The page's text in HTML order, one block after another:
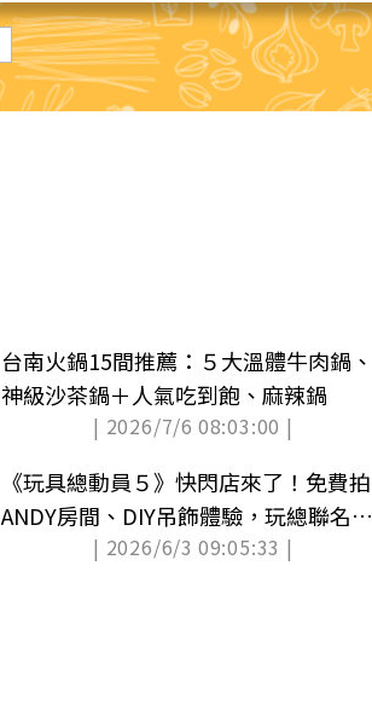
台南火鍋15間推薦：５大溫體牛肉鍋、
神級沙茶鍋＋人氣吃到飽、麻辣鍋
| 2026/7/6 08:03:00 |
《玩具總動員５》快閃店來了！免費拍
ANDY房間、DIY吊飾體驗，玩總聯名飾
| 2026/6/3 09:05:33 |